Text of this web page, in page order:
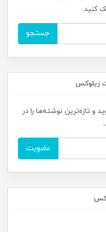
کنید.
جستجو
زیلوکس
و تازه‌ترین نوشته‌ها را در
عضویت